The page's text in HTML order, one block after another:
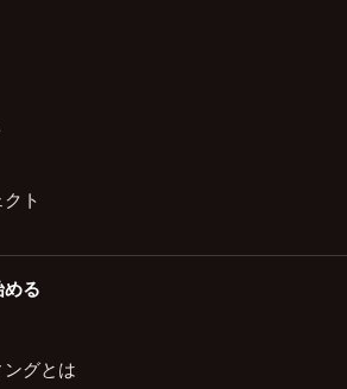
ト
る
グとは